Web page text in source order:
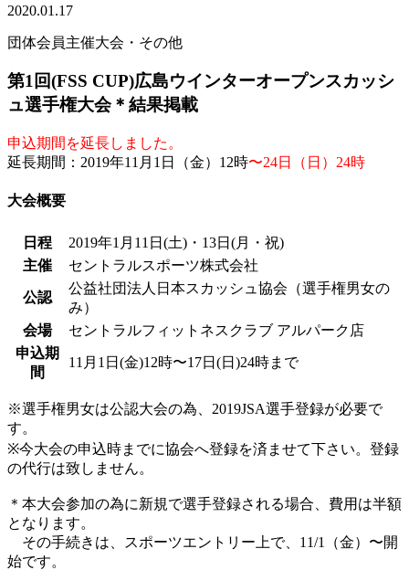
2020.01.17
団体会員主催大会・その他
第1回(FSS CUP)広島ウインターオープンスカッシ
ュ選手権大会＊結果掲載
申込期間を延長しました。
延長期間：2019年11月1日（金）12時〜24日（日）24時
大会概要
日程
2019年1月11日(土)・13日(月・祝)
主催
セントラルスポーツ株式会社
公認
公益社団法人日本スカッシュ協会（選手権男女の
み）
会場
セントラルフィットネスクラブ アルパーク店
申込期
間
11月1日(金)12時〜17日(日)24時まで
※選手権男女は公認大会の為、2019JSA選手登録が必要で
す。
※今大会の申込時までに協会へ登録を済ませて下さい。登録
の代行は致しません。
＊本大会参加の為に新規で選手登録される場合、費用は半額
となります。
その手続きは、スポーツエントリー上で、11/1（金）〜開
始です。